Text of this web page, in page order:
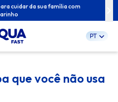
cuidar da sua família com
PT
que você não usa